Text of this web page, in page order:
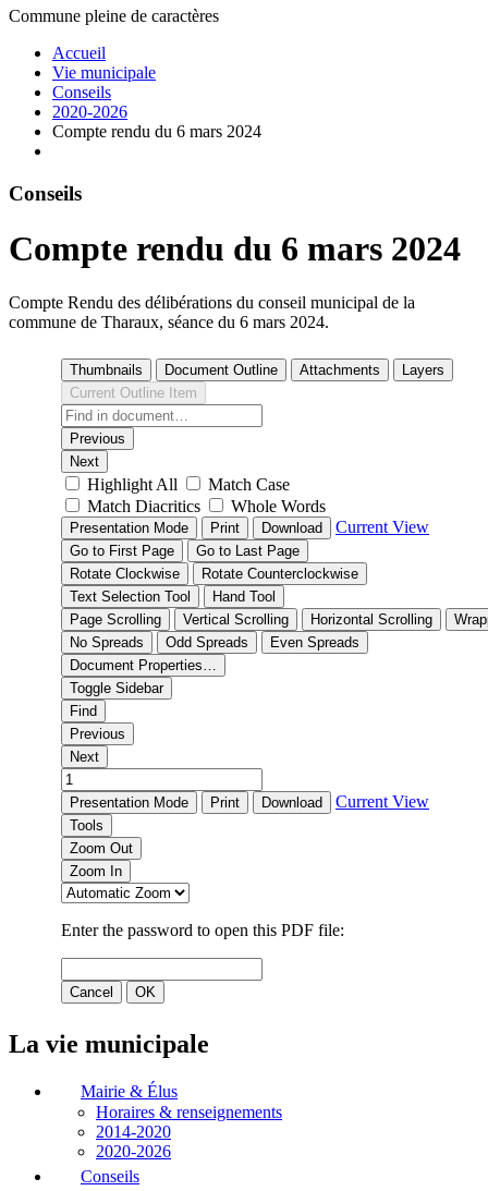
Commune pleine de caractères
Accueil
Vie municipale
Conseils
2020-2026
Compte rendu du 6 mars 2024
Conseils
Compte rendu du 6 mars 2024
Compte Rendu des délibérations du conseil municipal de la
commune de Tharaux, séance du 6 mars 2024.
La vie municipale
Mairie & Élus
Horaires & renseignements
2014-2020
2020-2026
Conseils